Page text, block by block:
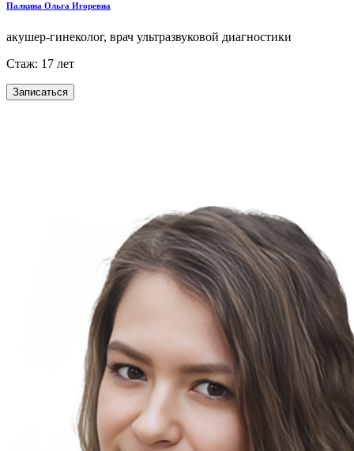
Палкина Ольга Игоревна
акушер-гинеколог, врач ультразвуковой диагностики
Стаж: 17 лет
Записаться